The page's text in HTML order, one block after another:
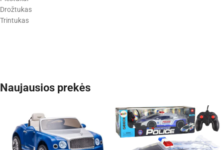
Drožtukas
Trintukas
Naujausios prekės